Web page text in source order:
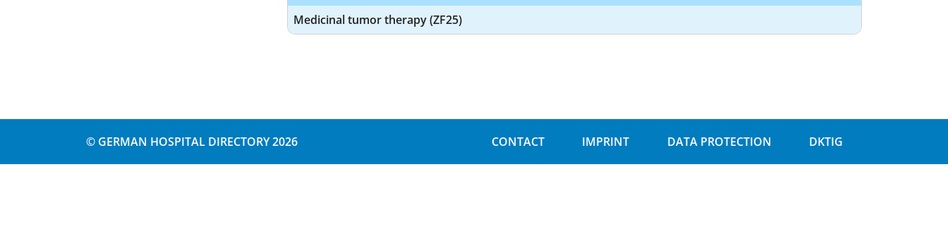
Medicinal tumor therapy (ZF25)
© GERMAN HOSPITAL DIRECTORY 2026 CONTACT IMPRINT DATA PROTECTION DKTIG